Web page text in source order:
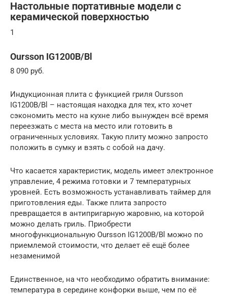
Настольные портативные модели с
керамической поверхностью
1
Oursson IG1200B/Bl
8 090 руб.
Индукционная плита с функцией гриля Oursson
IG1200B/Bl – настоящая находка для тех, кто хочет
сэкономить место на кухне либо вынужден всё время
переезжать с места на место или готовить в
ограниченных условиях. Такую плиту можно запросто
положить в сумку и взять с собой на дачу.
Что касается характеристик, модель имеет электронное
управление, 4 режима готовки и 7 температурных
уровней. Есть возможность устанавливать таймер для
приготовления еды. Также плита запросто
превращается в антипригарную жаровню, на которой
можно делать гриль. Приобрести
многофункциональную Oursson IG1200B/Bl можно по
приемлемой стоимости, что делает её ещё более
незаменимой
Единственное, на что необходимо обратить внимание:
температура в середине конфорки выше, чем по её